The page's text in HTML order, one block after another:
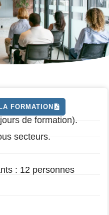
FORMATION
de formation).
secteurs.
: 12 personnes